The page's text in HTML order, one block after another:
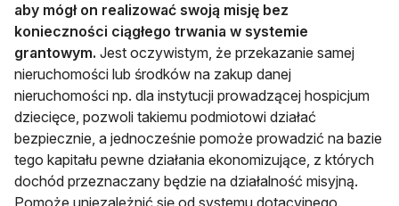
aby mógł on realizować swoją misję bez
konieczności ciągłego trwania w systemie
grantowym. Jest oczywistym, że przekazanie samej
nieruchomości lub środków na zakup danej
nieruchomości np. dla instytucji prowadzącej hospicjum
dziecięce, pozwoli takiemu podmiotowi działać
bezpiecznie, a jednocześnie pomoże prowadzić na bazie
tego kapitału pewne działania ekonomizujące, z których
dochód przeznaczany będzie na działalność misyjną.